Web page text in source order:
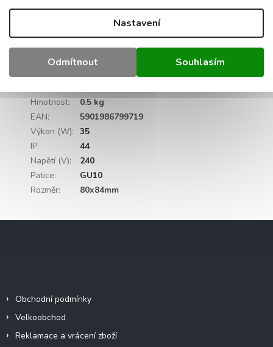
Nastavení
Odmítnout Souhlasím
Rozměry:80 x 84 mm
ano
Doplňkové parametry
Stropní svítidla
Hmotnost:
0.5 kg
EAN:
5901986799719
Výkon (W): 35
IP:
44
Napětí (V):
240
Patice:
GU10
Rozměr: 80x84mm
Obchodní podmínky
Velkoobchod
Reklamace a vrácení zboží